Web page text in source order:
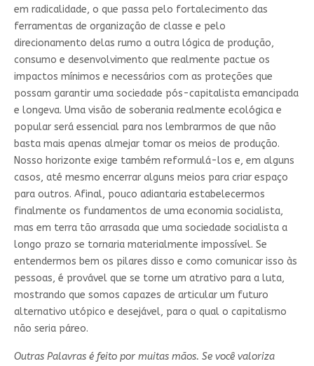
em radicalidade, o que passa pelo fortalecimento das
ferramentas de organização de classe e pelo
direcionamento delas rumo a outra lógica de produção,
consumo e desenvolvimento que realmente pactue os
impactos mínimos e necessários com as proteções que
possam garantir uma sociedade pós-capitalista emancipada
e longeva. Uma visão de soberania realmente ecológica e
popular será essencial para nos lembrarmos de que não
basta mais apenas almejar tomar os meios de produção.
Nosso horizonte exige também reformulá-los e, em alguns
casos, até mesmo encerrar alguns meios para criar espaço
para outros. Afinal, pouco adiantaria estabelecermos
finalmente os fundamentos de uma economia socialista,
mas em terra tão arrasada que uma sociedade socialista a
longo prazo se tornaria materialmente impossível. Se
entendermos bem os pilares disso e como comunicar isso às
pessoas, é provável que se torne um atrativo para a luta,
mostrando que somos capazes de articular um futuro
alternativo utópico e desejável, para o qual o capitalismo
não seria páreo.
Outras Palavras é feito por muitas mãos. Se você valoriza